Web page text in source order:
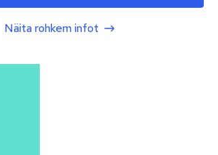
Näita rohkem infot